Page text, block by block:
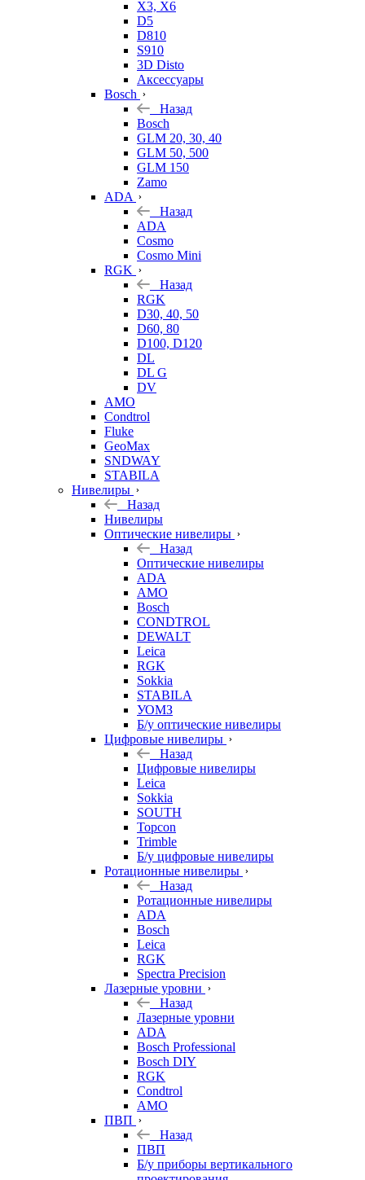
X3, X6
D5
D810
S910
3D Disto
Аксессуары
Bosch
Назад
Bosch
GLM 20, 30, 40
GLM 50, 500
GLM 150
Zamo
ADA
Назад
ADA
Cosmo
Cosmo Mini
RGK
Назад
RGK
D30, 40, 50
D60, 80
D100, D120
DL
DL G
DV
AMO
Condtrol
Fluke
GeoMax
SNDWAY
STABILA
Нивелиры
Назад
Нивелиры
Оптические нивелиры
Назад
Оптические нивелиры
ADA
AMO
Bosch
CONDTROL
DEWALT
Leica
RGK
Sokkia
STABILA
УОМЗ
Б/у оптические нивелиры
Цифровые нивелиры
Назад
Цифровые нивелиры
Leica
Sokkia
SOUTH
Topcon
Trimble
Б/у цифровые нивелиры
Ротационные нивелиры
Назад
Ротационные нивелиры
ADA
Bosch
Leica
RGK
Spectra Precision
Лазерные уровни
Назад
Лазерные уровни
ADA
Bosch Professional
Bosch DIY
RGK
Condtrol
AMO
ПВП
Назад
ПВП
Б/у приборы вертикального